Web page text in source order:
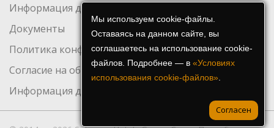
Информация для инвесторов
Документы
Политика конфиденциальности
Согласие на обработку персональных данных
Информация для СМИ
Мы используем cookie-файлы.
Оставаясь на данном сайте, вы
соглашаетесь на использование cookie-
файлов. Подробнее — в «Условиях
использования cookie-файлов»
Согласен